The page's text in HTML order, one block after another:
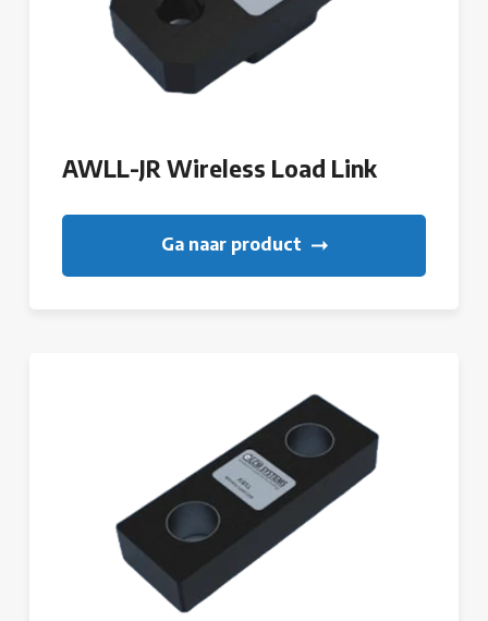
AWLL-JR Wireless Load Link
Ga naar product